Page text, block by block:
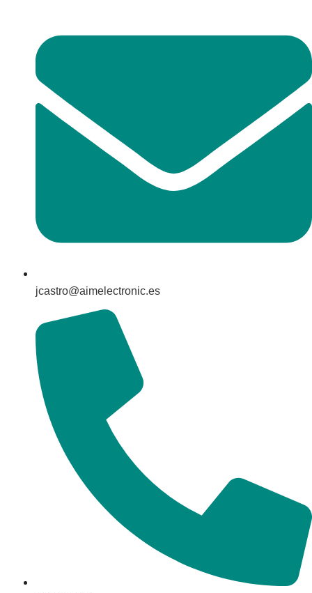
jcastro@aimelectronic.es